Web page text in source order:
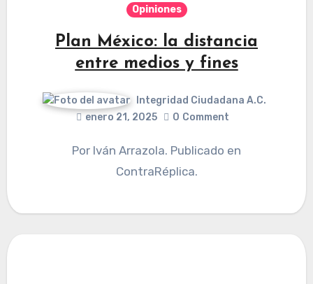
Opiniones
Plan México: la distancia
entre medios y fines
Integridad Ciudadana A.C.
enero 21, 2025
0 Comment
Por Iván Arrazola. Publicado en
ContraRéplica.